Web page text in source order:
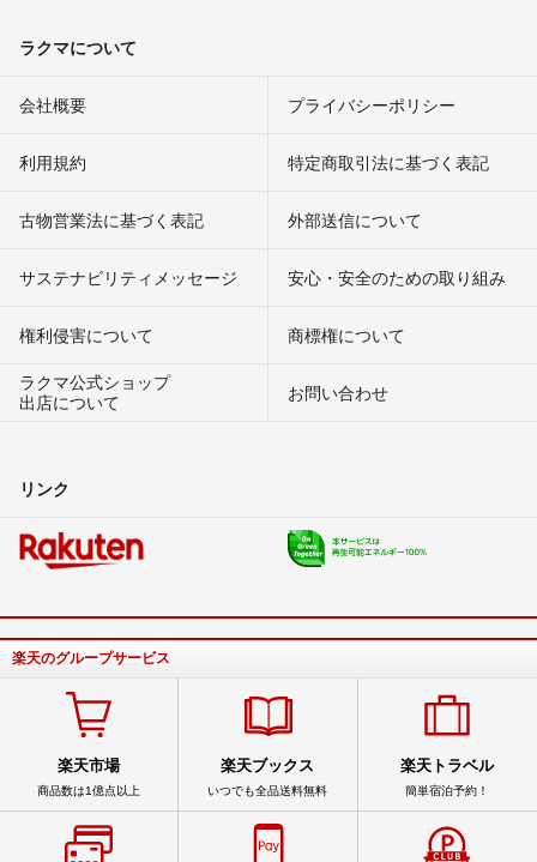
ラクマについて
会社概要 プライバシーポリシー
利用規約 特定商取引法に基づく表記
古物営業法に基づく表記 外部送信について
サステナビリティメッセージ 安心・安全のための取り組み
権利侵害について
商標権について
ラクマ公式ショップ
出店について
お問い合わせ
リンク
楽天のグループサービス
楽天市場
商品数は1億点以上
楽天ブックス
いつでも全品送料無料
楽天トラベル
簡単宿泊予約！